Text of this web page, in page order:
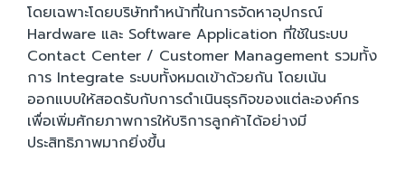
โดยเฉพาะโดยบริษัททำหน้าที่ในการจัดหาอุปกรณ์
Hardware และ Software Application ที่ใช้ในระบบ
Contact Center / Customer Management รวมทั้ง
การ Integrate ระบบทั้งหมดเข้าด้วยกัน โดยเน้น
ออกแบบให้สอดรับกับการดำเนินธุรกิจของแต่ละองค์กร
เพื่อเพิ่มศักยภาพการให้บริการลูกค้าได้อย่างมี
ประสิทธิภาพมากยิ่งขึ้น